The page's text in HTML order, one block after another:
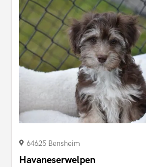
64625 Bensheim
Havaneserwelpen